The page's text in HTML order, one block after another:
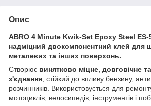
Опис
ABRO 4 Minute Kwik-Set Epoxy Steel
надміцний двокомпонентний клей для
металевих та інших поверхонь.
Створює винятково міцне, довговічне
з'єднання , стійкий до впливу бензину,
розчинників. Використовується для
мотоциклів, велосипедів, інструментів і